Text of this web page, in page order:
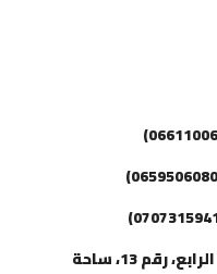
بلبريس، رقم 6، زنقة بيروت، الطابق الرابع، رقم 13، ساحة